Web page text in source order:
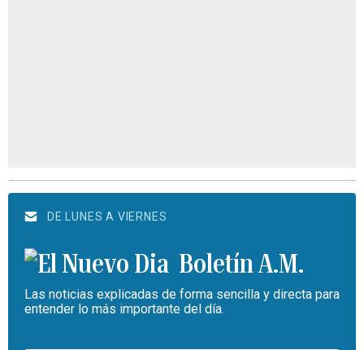
DE LUNES A VIERNES
Boletín A.M.
Las noticias explicadas de forma sencilla y directa para
entender lo más importante del día.